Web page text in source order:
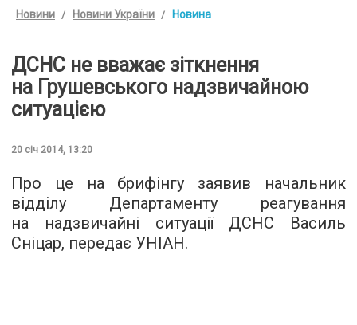
Новини Новини України Новина
ДСНС не вважає зіткнення
на Грушевського надзвичайною
ситуацією
20 січ 2014, 13:20
Про це на брифінгу заявив начальник
відділу Департаменту реагування
на надзвичайні ситуації ДСНС Василь
Сніцар, передає УНІАН.